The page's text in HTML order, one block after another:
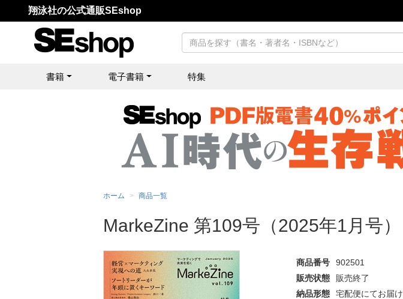
翔泳社の公式通販SEshop
書籍 電子書籍 特集
ホーム 商品一覧
MarkeZine 第109号（2025年1月号）
商品番号
902501
販売状態
販売終了
納品形態
宅配便にてお届け